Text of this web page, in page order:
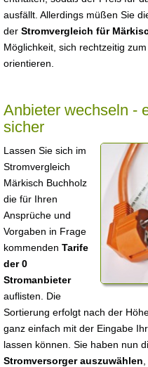
ausfällt. Allerdings müßen Sie
der Stromvergleich für
Möglichkeit, sich rechtzeitig
orientieren.
Anbieter wechseln -
sicher
Lassen Sie sich im
Stromvergleich
Märkisch Buchholz
die für Ihren
Ansprüche und
Vorgaben in Frage
kommenden Tarife
der 0
Stromanbieter
auflisten. Die
Sortierung erfolgt nach der
ganz einfach mit der Eingabe
lassen können. Sie haben nun
Stromversorger auszuwählen